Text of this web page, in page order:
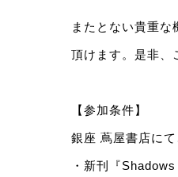
またとない貴重
頂けます。是非、
【参加条件】
銀座 蔦屋書店に
・新刊『